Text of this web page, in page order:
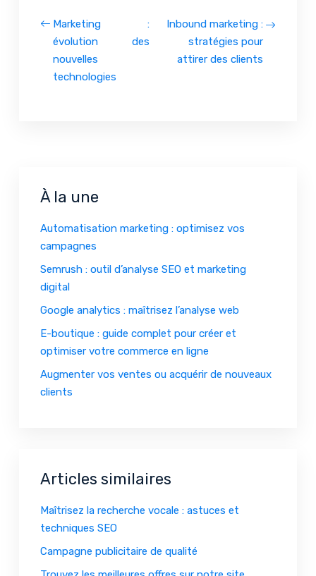
Marketing :
évolution des
nouvelles
technologies
Inbound marketing :
stratégies pour
attirer des clients
À la une
Automatisation marketing : optimisez vos
campagnes
Semrush : outil d’analyse SEO et marketing
digital
Google analytics : maîtrisez l’analyse web
E-boutique : guide complet pour créer et
optimiser votre commerce en ligne
Augmenter vos ventes ou acquérir de nouveaux
clients
Articles similaires
Maîtrisez la recherche vocale : astuces et
techniques SEO
Campagne publicitaire de qualité